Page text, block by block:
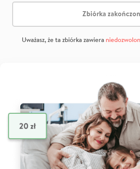
Zbiórka
Uważasz, że ta zbiórka zawiera